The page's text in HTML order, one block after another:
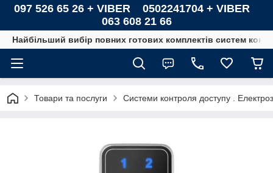
097 526 65 26 + VIBER 0502241704 + VIBER
063 608 21 66
Найбільший вибір повних готових комплектів систем
Товари та послуги Системи контроля доступу .